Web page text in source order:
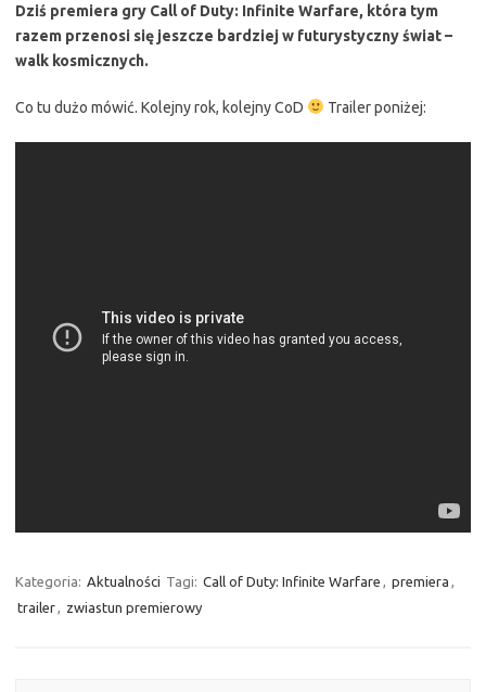
Dziś premiera gry Call of Duty: Infinite Warfare, która tym
razem przenosi się jeszcze bardziej w futurystyczny świat –
walk kosmicznych.
Co tu dużo mówić. Kolejny rok, kolejny CoD Trailer poniżej:
Kategoria: Aktualności Tagi: Call of Duty: Infinite Warfare , premiera ,
trailer, zwiastun premierowy